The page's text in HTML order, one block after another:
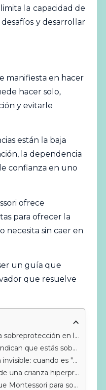
la capacidad de
y desarrollar
manifiesta en hacer
hacer solo,
y evitarle
están la baja
la dependencia
confianza en uno
ofrece
para ofrecer la
necesita sin caer en
un guía que
que resuelve
en la crianza
estás sobreprotegiendo
cuando es "por su bien"
crianza hiperprotectora
para soltar sin descuidar